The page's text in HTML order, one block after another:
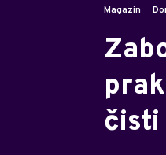
Magazin
čisti